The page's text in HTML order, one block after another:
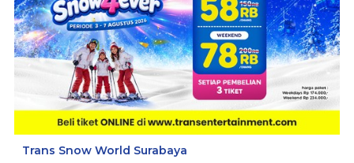
Trans Snow World Surabaya